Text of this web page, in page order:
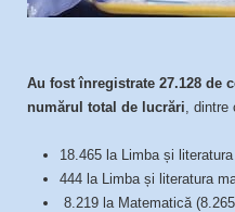
Au fost înregistrate 27.128 de
numărul total de lucrări , dintre
18.465 la Limba și
444 la Limba și literatura
8.219 la Matematică